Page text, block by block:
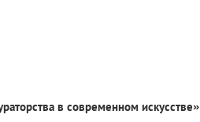
в современном искусстве»